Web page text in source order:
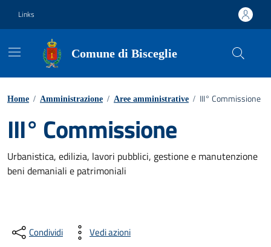
Links
Comune di Bisceglie
Home / Amministrazione / Aree amministrative / III° Commissione
III° Commissione
Urbanistica, edilizia, lavori pubblici, gestione e manutenzione
beni demaniali e patrimoniali
Condividi
Vedi azioni